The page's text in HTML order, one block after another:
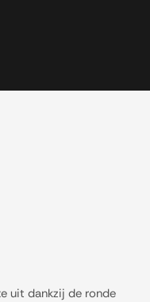
uit dankzij de ronde